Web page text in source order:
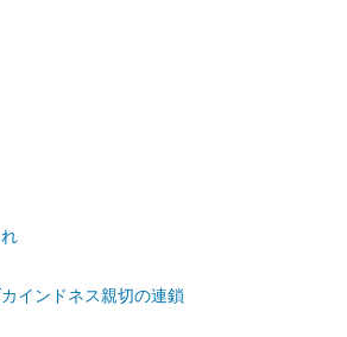
インドネス親切の連鎖